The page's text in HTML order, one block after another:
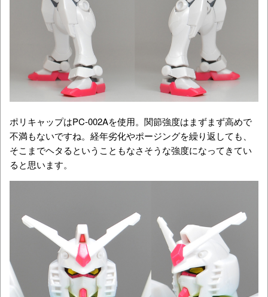
ポリキャップはPC-002Aを使用。関節強度はまずまず高めで
不満もないですね。経年劣化やポージングを繰り返しても、
そこまでヘタるということもなさそうな強度になってきてい
ると思います。